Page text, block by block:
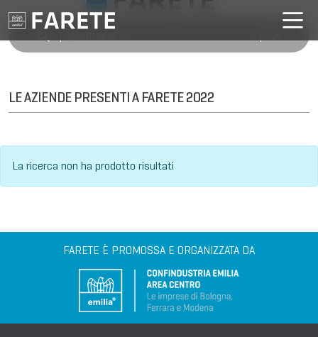
LE AZIENDE PRESENTI A FARETE 2022
La ricerca non ha prodotto risultati
FARETE È PROMOSSA E ORGANIZZATA DA